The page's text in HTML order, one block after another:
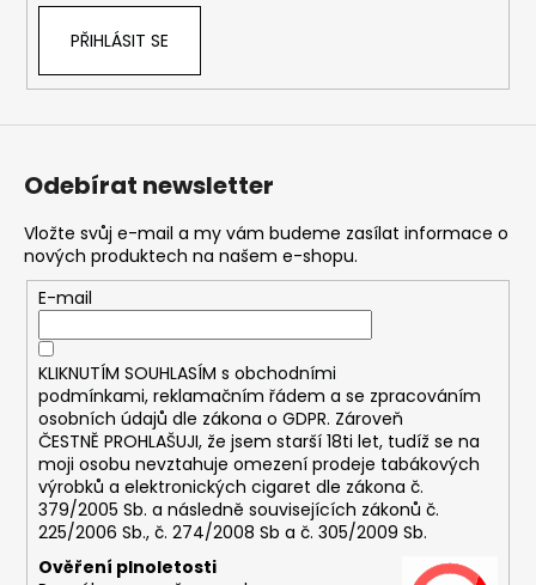
PŘIHLÁSIT SE
Odebírat newsletter
Vložte svůj e-mail a my vám budeme zasílat informace o
nových produktech na našem e-shopu.
E-mail
KLIKNUTÍM SOUHLASÍM s obchodními
podmínkami, reklamačním řádem a se zpracováním
osobních údajů dle zákona o GDPR. Zároveň
ČESTNĚ PROHLAŠUJI, že jsem starší 18ti let, tudíž se na
moji osobu nevztahuje omezení prodeje tabákových
výrobků a elektronických cigaret dle zákona č.
379/2005 Sb. a následně souvisejících zákonů č.
225/2006 Sb., č. 274/2008 Sb a č. 305/2009 Sb.
Ověření plnoletosti